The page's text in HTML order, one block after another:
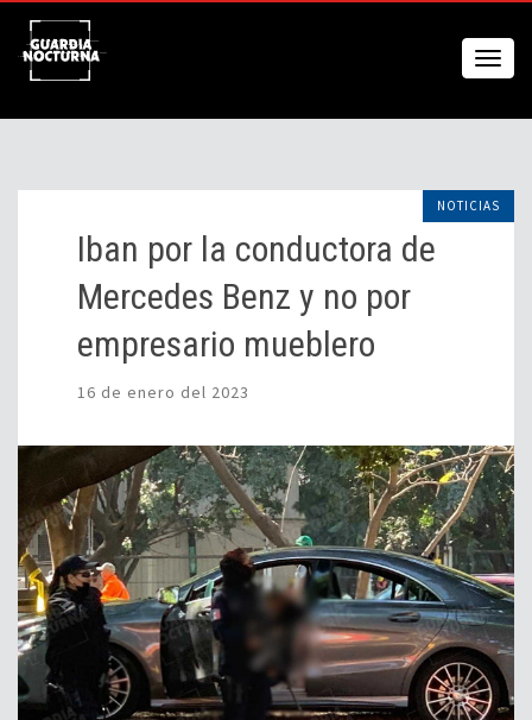
NOTICIAS
Iban por la conductora de
Mercedes Benz y no por
empresario mueblero
16 de enero del 2023